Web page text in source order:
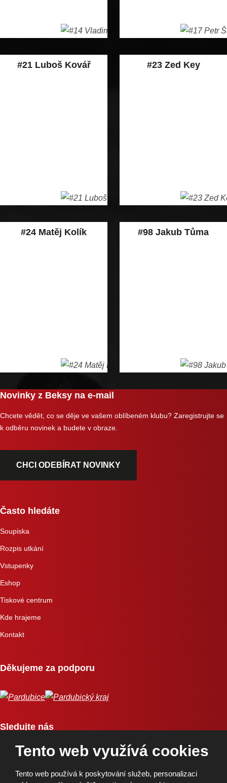
#21 Luboš Kovář #23 Zed Key
#24 Matěj Kolík #98 Jakub Tůma
Novinky z Beksy na e-mail
Chcete vědět, co se děje ve vašem oblíbeném klubu? Zaregistrujte se
k odběru novinek a budete v obraze.
CHCI ODEBÍRAT NOVINKY
Často hledáte
Soupiska
Rozpis utkání
Vstupenky
Eshop
Tiskové centrum
Kde hrajeme
Kontakt
Děkujeme za podporu
Sledujte nás
Tento web využívá cookies
Tento web používá k poskytování služeb, personalizaci